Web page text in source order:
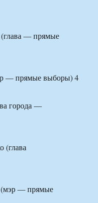
— прямые
— прямые выборы) 4
города —
(глава
— прямые